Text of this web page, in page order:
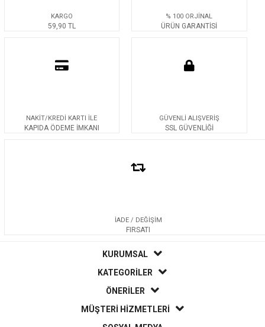
KARGO
59,90 TL
% 100 ORJİNAL
ÜRÜN GARANTİSİ
NAKİT/KREDİ KARTI İLE
KAPIDA ÖDEME İMKANI
GÜVENLİ ALIŞVERİŞ
SSL GÜVENLİĞİ
İADE / DEĞİŞİM
FIRSATI
KURUMSAL
KATEGORİLER
ÖNERİLER
MÜŞTERİ HİZMETLERİ